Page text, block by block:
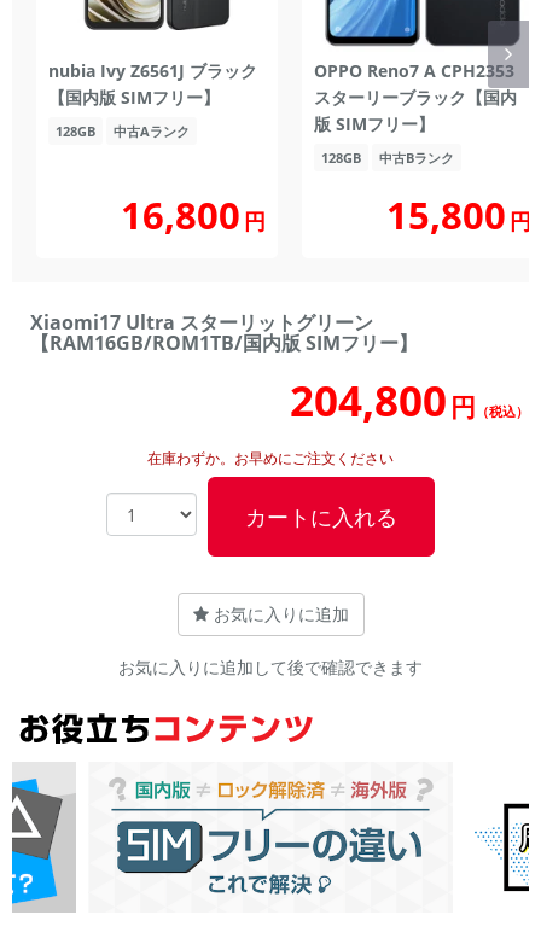
nubia Ivy Z6561J ブラック
【国内版 SIMフリー】
128GB 中古Aランク
16,800円
OPPO Reno7 A CPH2353
スターリーブラック【国内
版 SIMフリー】
128GB 中古Bランク
15,800円
Xiaomi17 Ultra スターリットグリーン
【RAM16GB/ROM1TB/国内版 SIMフリー】
204,800 円 （税込）
在庫わずか。お早めにご注文ください
カートに入れる
お気に入りに追加
お気に入りに追加して後で確認できます